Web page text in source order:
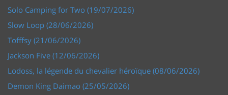
Solo Camping for Two (19/07/2026)
Slow Loop (28/06/2026)
Tofffsy (21/06/2026)
Jackson Five (12/06/2026)
Lodoss, la légende du chevalier héroïque (08/06/2026)
Demon King Daimao (25/05/2026)